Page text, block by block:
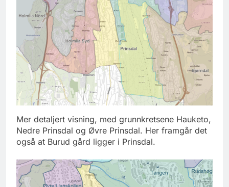
Mer detaljert visning, med grunnkretsene Hauketo,
Nedre Prinsdal og Øvre Prinsdal. Her framgår det
også at Burud gård ligger i Prinsdal.